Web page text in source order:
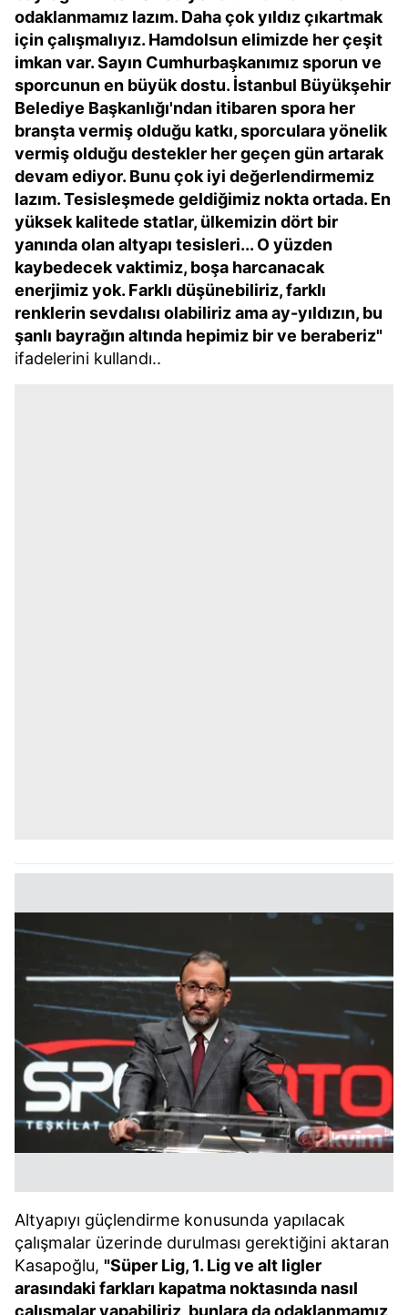
odaklanmamız lazım. Daha çok yıldız çıkartmak
için çalışmalıyız. Hamdolsun elimizde her çeşit
imkan var. Sayın Cumhurbaşkanımız sporun ve
sporcunun en büyük dostu. İstanbul Büyükşehir
Belediye Başkanlığı'ndan itibaren spora her
branşta vermiş olduğu katkı, sporculara yönelik
vermiş olduğu destekler her geçen gün artarak
devam ediyor. Bunu çok iyi değerlendirmemiz
lazım. Tesisleşmede geldiğimiz nokta ortada. En
yüksek kalitede statlar, ülkemizin dört bir
yanında olan altyapı tesisleri... O yüzden
kaybedecek vaktimiz, boşa harcanacak
enerjimiz yok. Farklı düşünebiliriz, farklı
renklerin sevdalısı olabiliriz ama ay-yıldızın, bu
şanlı bayrağın altında hepimiz bir ve beraberiz"
ifadelerini kullandı..
Altyapıyı güçlendirme konusunda yapılacak
çalışmalar üzerinde durulması gerektiğini aktaran
Kasapoğlu, "Süper Lig, 1. Lig ve alt ligler
arasındaki farkları kapatma noktasında nasıl
çalışmalar yapabiliriz, bunlara da odaklanmamız